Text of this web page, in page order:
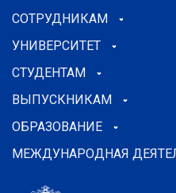
СОТРУДНИКАМ
УНИВЕРСИТЕТ
СТУДЕНТАМ
ВЫПУСКНИКАМ
ОБРАЗОВАНИЕ
МЕЖДУНАРОДНАЯ